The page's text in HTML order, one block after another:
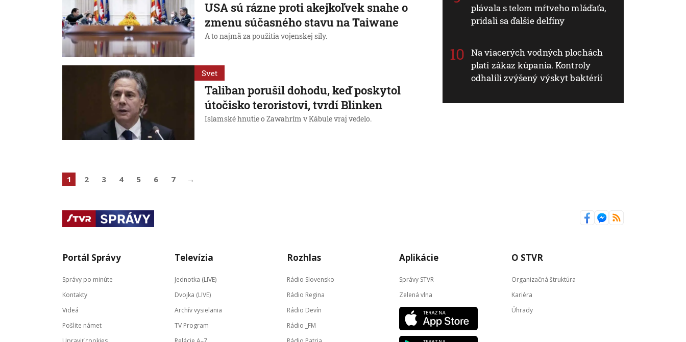
USA sú rázne proti akejkoľvek snahe o
zmenu súčasného stavu na Taiwane
A to najmä za použitia vojenskej sily.
Svet
Taliban porušil dohodu, keď poskytol
útočisko teroristovi, tvrdí Blinken
Islamské hnutie o Zawahrím v Kábule vraj vedelo.
plávala s telom mŕtveho mláďaťa,
pridali sa ďalšie delfíny
Na viacerých vodných plochách
platí zákaz kúpania. Kontroly
odhalili zvýšený výskyt baktérií
1 2 3 4 5 6 7 →
Portál Správy
Správy po minúte
Kontakty
Videá
Pošlite námet
Televízia
Jednotka (LIVE)
Dvojka (LIVE)
Archív vysielania
TV Program
Rozhlas
Rádio Slovensko
Rádio Regina
Rádio Devín
Rádio _FM
Aplikácie
Správy STVR
Zelená vlna
O STVR
Organizačná štruktúra
Kariéra
Úhrady